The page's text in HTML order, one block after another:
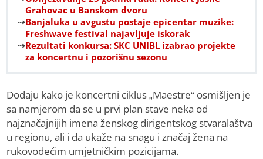
Grahovac u Banskom dvoru
Banjaluka u avgustu postaje epicentar muzike:
Freshwave festival najavljuje iskorak
Rezultati konkursa: SKC UNIBL izabrao projekte
za koncertnu i pozorišnu sezonu
Dodaju kako je koncertni ciklus „Maestre“ osmišljen je
sa namjerom da se u prvi plan stave neka od
najznačajnijih imena ženskog dirigentskog stvaralaštva
u regionu, ali i da ukaže na snagu i značaj žena na
rukovodećim umjetničkim pozicijama.